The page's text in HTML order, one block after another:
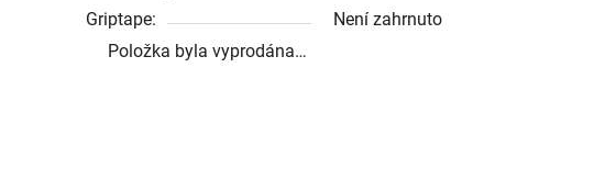
Griptape:
Není zahrnuto
Položka byla vyprodána…